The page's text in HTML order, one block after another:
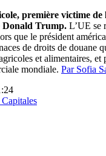
première victime de
Donald Trump. L’UE se
que le président
de droits de douane
et alimentaires, et
mondiale. Par Sofia